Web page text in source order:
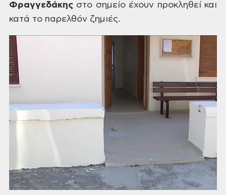
Φραγγεδάκης στο σημείο έχουν προκληθεί και
κατά το παρελθόν ζημιές.